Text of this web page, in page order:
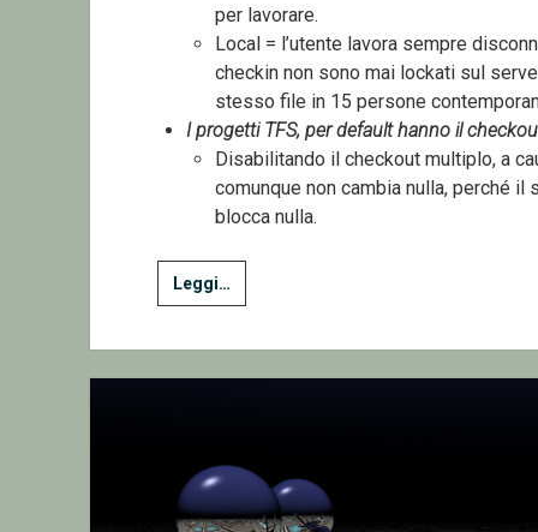
per lavorare.
Local = l’utente lavora sempre
checkin non sono mai lockati sul
stesso file in 15 persone
I progetti TFS, per default hanno il
Disabilitando il checkout multiplo, a
comunque non cambia nulla, perché il
blocca nulla.
Leggi…Attivare
il
Checkout
(automatico